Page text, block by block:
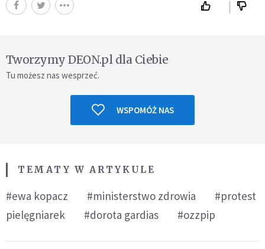
Tworzymy DEON.pl dla Ciebie
Tu możesz nas wesprzeć.
WSPOMÓŻ NAS
TEMATY W ARTYKULE
#ewa kopacz #ministerstwo zdrowia
#protest
pielęgniarek
#dorota gardias #ozzpip